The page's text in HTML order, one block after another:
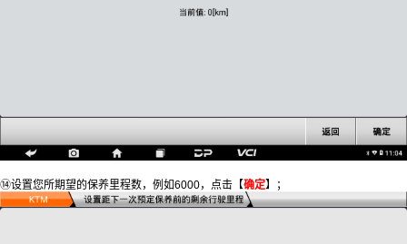
⑭设置您所期望的保养里程数，例如6000，点击【确定】；